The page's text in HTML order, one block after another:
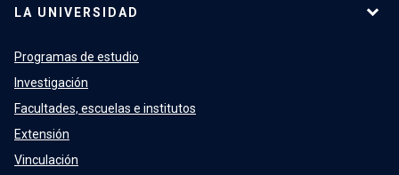
LA UNIVERSIDAD
Programas de estudio
Investigación
Facultades, escuelas e institutos
Extensión
Vinculación